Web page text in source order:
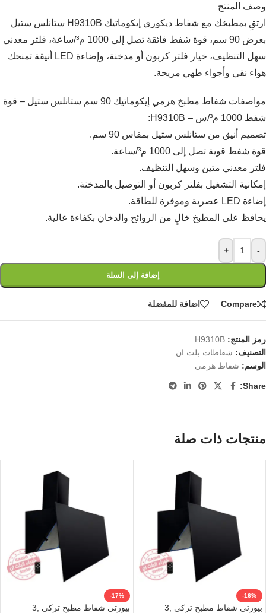
وصف المنتج
ارتقِ بمطبخك مع شفاط ديكوري إيكوماتيك H9310B ستانلس ستيل
بعرض 90 سم، قوة شفط فائقة تصل إلى 1000 م³/ساعة، فلتر معدني
سهل التنظيف، خيار فلتر كربون أو مدخنة، وإضاءة LED أنيقة تمنحك
هواء نقي وأجواء طهي مريحة.
مواصفات شفاط مطبخ هرمي إيكوماتيك 90 سم ستانلس ستيل – قوة
شفط 1000 م³/س – H9310B:
تصميم أنيق من ستانلس ستيل بمقاس 90 سم.
قوة شفط قوية تصل إلى 1000 م³/ساعة.
فلتر معدني متين وسهل التنظيف.
إمكانية التشغيل بفلتر كربون أو التوصيل بالمدخنة.
إضاءة LED عصرية وموفرة للطاقة.
يحافظ على المطبخ خالٍ من الروائح والدخان بكفاءة عالية.
-
+
إضافة إلى السلة
Compare اضافة للمفضلة
رمز المنتج: H9310B
التصنيف: شفاطات بلت ان
الوسم: شفاط هرمي
Share:
منتجات ذات صلة
-16%
بيورتي شفاط مطبخ تركى ,3
-17%
بيورتي شفاط مطبخ تركى ,3